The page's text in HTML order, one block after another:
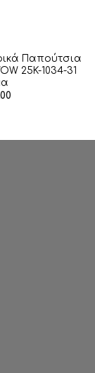
Παπούτσια
25K-1034-31
Η